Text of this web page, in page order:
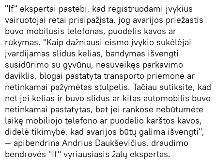
"If" ekspertai pastebi, kad registruodami įvykius
vairuotojai retai prisipažįsta, jog avarijos priežastis
buvo mobilusis telefonas, puodelis kavos ar
rūkymas. "Kaip dažniausi eismo įvykio sukėlėjai
įvardijamas slidus kelias, bandymas išvengti
susidūrimo su gyvūnu, nesuveikęs parkavimo
daviklis, blogai pastatyta transporto priemonė ar
netinkamai pažymėtas stulpelis. Tačiau sutiksite, kad
net jei kelias ir buvo slidus ar kitas automobilis buvo
netinkamai pastatytas, bet jei rankose nebūtumėte
laikę mobiliojo telefono ar puodelio karštos kavos,
didelė tikimybė, kad avarijos būtų galima išvengti",
― apibendrina Andrius Daukševičius, draudimo
bendrovės "If" vyriausiasis žalų ekspertas.